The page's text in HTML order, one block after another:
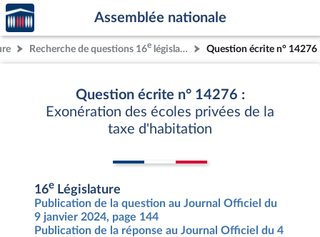
Aller au contenu
Aller en bas de la page
Accèder
à la
page
d'accueil
Assemblée nationale
Recherche de questions 16e législature Question écrite n° 14276
Question écrite n° 14276 :
Exonération des écoles privées de la
taxe d'habitation
16e Législature
Publication de la question au Journal Officiel du
9 janvier 2024, page 144
Publication de la réponse au Journal Officiel du 4